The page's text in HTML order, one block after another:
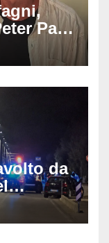
Pan
59
da
a